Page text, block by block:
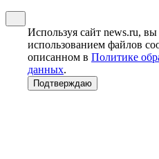
Используя сайт news.ru, вы
использованием файлов
описанном в Политике
данных.
Подтверждаю